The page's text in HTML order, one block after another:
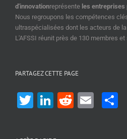
d'innovationreprésente les entreprises
Nous regroupons les compétences
ultraspécialisées dont les acteurs de
L'AFSSI réunit près de 130 membres
PARTAGEZ CETTE PAGE
Twitter
LinkedIn
Reddit
Email